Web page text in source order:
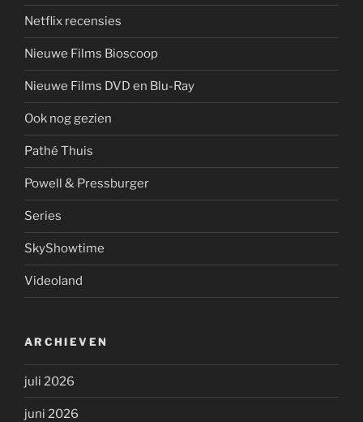
Netflix recensies
Nieuwe Films Bioscoop
Nieuwe Films DVD en Blu-Ray
Ook nog gezien
Pathé Thuis
Powell & Pressburger
Series
SkyShowtime
Videoland
ARCHIEVEN
juli 2026
juni 2026